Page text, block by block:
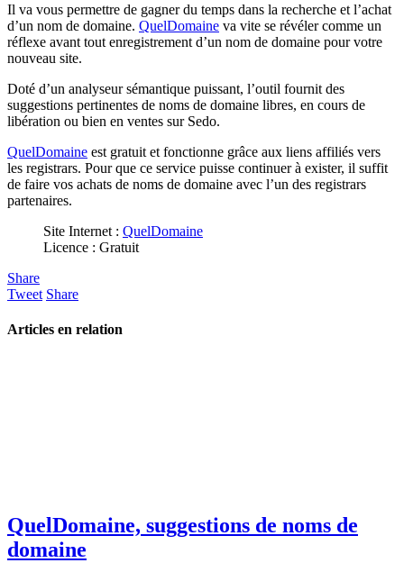
Il va vous permettre de gagner du temps dans la recherche et l’achat
d’un nom de domaine. QuelDomaine va vite se révéler comme un
réflexe avant tout enregistrement d’un nom de domaine pour votre
nouveau site.
Doté d’un analyseur sémantique puissant, l’outil fournit des
suggestions pertinentes de noms de domaine libres, en cours de
libération ou bien en ventes sur Sedo.
QuelDomaine est gratuit et fonctionne grâce aux liens affiliés vers
les registrars. Pour que ce service puisse continuer à exister, il suffit
de faire vos achats de noms de domaine avec l’un des registrars
partenaires.
Site Internet : QuelDomaine
Licence : Gratuit
Share
Tweet Share
Articles en relation
QuelDomaine, suggestions de noms de
domaine